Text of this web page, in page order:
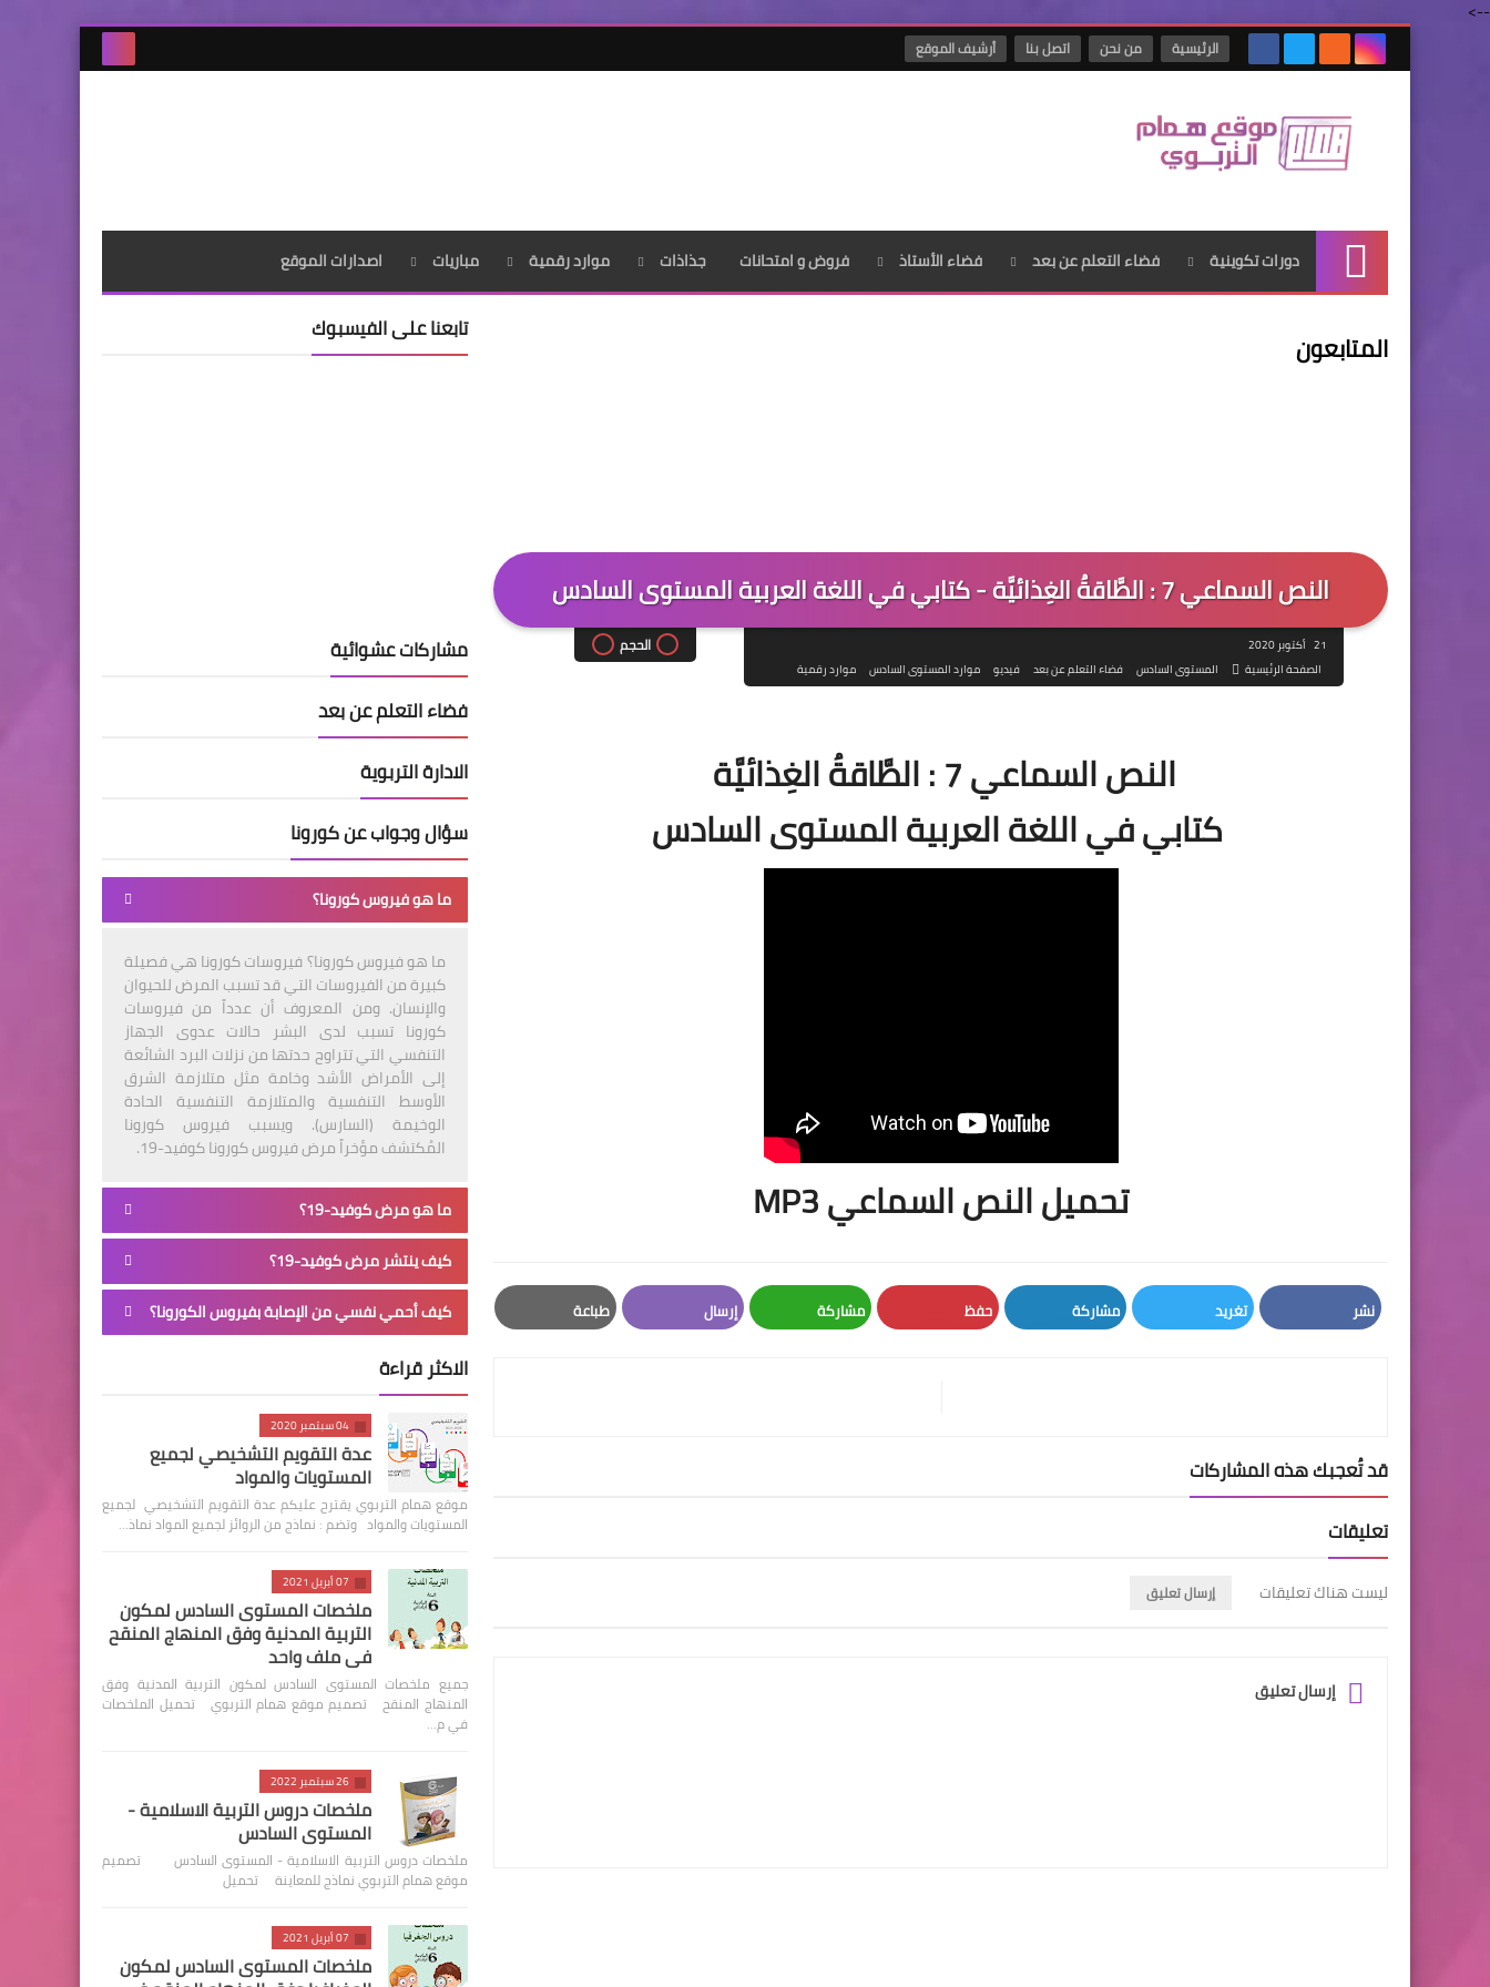
-->
الرئيسية من نحن اتصل بنا أرشيف الموقع
الرئيسية
دورات تكوينية فضاء التعلم عن بعد فضاء الأستاذ فروض و امتحانات جذاذات موارد رقمية مباريات اصدارات الموقع
المتابعون
النص السماعي 7 : الطَّاقةُ الغِذائيَّة - كتابي في اللغة العربية المستوى السادس
21 أكتوبر 2020
الصفحة الرئيسية
المستوى السادس فضاء التعلم عن بعد فيديو موارد المستوى السادس موارد رقمية
الحجم
النص السماعي 7 : الطَّاقةُ الغِذائيَّة
كتابي في اللغة العربية المستوى السادس
تحميل النص السماعي MP3
نشر تغريد مشاركة حفظ مشاركة إرسال طباعة
قد تُعجبك هذه المشاركات
تعليقات
ليست هناك تعليقات إرسال تعليق
إرسال تعليق
تابعنا على الفيسبوك
مشاركات عشوائية
فضاء التعلم عن بعد
الادارة التربوية
سؤال وجواب عن كورونا
ما هو فيروس كورونا؟
ما هو فيروس كورونا؟ فيروسات كورونا هي فصيلة
كبيرة من الفيروسات التي قد تسبب المرض للحيوان
والإنسان. ومن المعروف أن عدداً من فيروسات
كورونا تسبب لدى البشر حالات عدوى الجهاز
التنفسي التي تتراوح حدتها من نزلات البرد الشائعة
إلى الأمراض الأشد وخامة مثل متلازمة الشرق
الأوسط التنفسية والمتلازمة التنفسية الحادة
الوخيمة (السارس). ويسبب فيروس كورونا
المُكتشف مؤخراً مرض فيروس كورونا كوفيد-19.
ما هو مرض كوفيد-19؟
كيف ينتشر مرض كوفيد-19؟
كيف أحمي نفسي من الإصابة بفيروس الكورونا؟
الاكثر قراءة
04 سبتمبر 2020
عدة التقويم التشخيصي لجميع
المستويات والمواد
موقع همام التربوي يقترح عليكم عدة التقويم التشخيصي لجميع
المستويات والمواد وتضم : نماذج من الروائز لجميع المواد نماذ…
07 أبريل 2021
ملخصات المستوى السادس لمكون
التربية المدنية وفق المنهاج المنقح
في ملف واحد
جميع ملخصات المستوى السادس لمكون التربية المدنية وفق
المنهاج المنقح تصميم موقع همام التربوي تحميل الملخصات
في م…
26 سبتمبر 2022
ملخصات دروس التربية الاسلامية -
المستوى السادس
ملخصات دروس التربية الاسلامية - المستوى السادس تصميم
موقع همام التربوي نماذج للمعاينة تحميل
07 أبريل 2021
ملخصات المستوى السادس لمكون